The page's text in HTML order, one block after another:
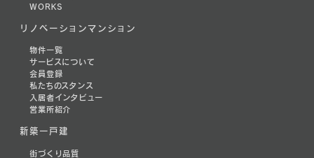
WORKS
リノベーションマンション
物件一覧
サービスについて
会員登録
私たちのスタンス
入居者インタビュー
営業所紹介
新築一戸建
街づくり品質